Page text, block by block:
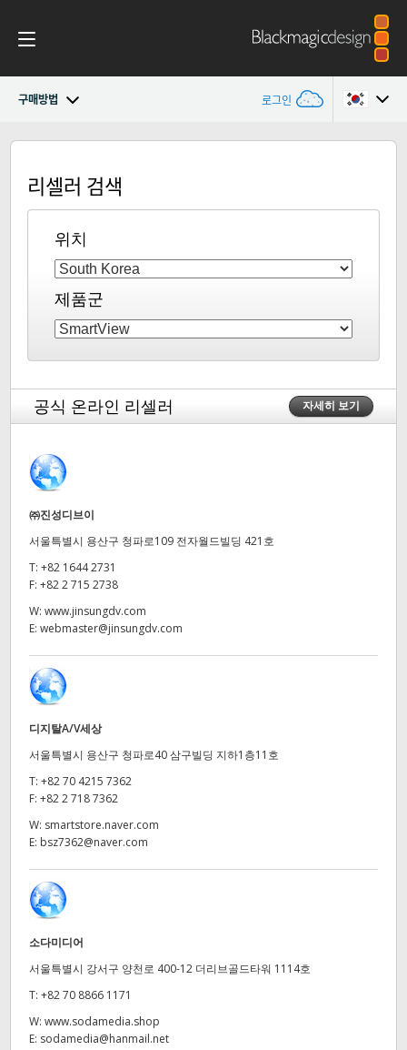
구매방법 로그인
SmartView
디자인
워크플로
사양
Australia
Austria
Brazil
Canada
Denmark
Finland
Hong Kong SAR, China
India
Italy
Japan
Mexico
Malaysia
Netherlands
Poland
Portugal
Singapore
리셀러 검색
위치
제품군
공식 온라인 리셀러 자세히 보기
㈜진성디브이
서울특별시 용산구 청파로109 전자월드빌딩 421호
T: +82 1644 2731
F: +82 2 715 2738
W: www.jinsungdv.com
E: webmaster@jinsungdv.com
디지탈A/V세상
서울특별시 용산구 청파로40 삼구빌딩 지하1층11호
T: +82 70 4215 7362
F: +82 2 718 7362
W: smartstore.naver.com
E: bsz7362@naver.com
소다미디어
서울특별시 강서구 양천로 400-12 더리브골드타워 1114호
T: +82 70 8866 1171
W: www.sodamedia.shop
E: sodamedia@hanmail.net